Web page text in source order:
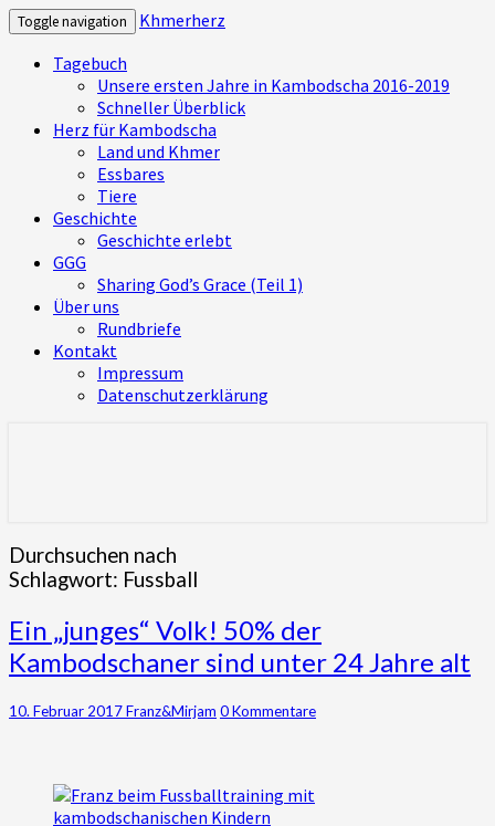
Toggle navigation
Khmerherz
Tagebuch
Unsere ersten Jahre in Kambodscha 2016-2019
Schneller Überblick
Herz für Kambodscha
Land und Khmer
Essbares
Tiere
Geschichte
Geschichte erlebt
GGG
Sharing God’s Grace (Teil 1)
Über uns
Rundbriefe
Kontakt
Impressum
Datenschutzerklärung
Wirken in ihrem Herzen und Leben
erleben
Durchsuchen nach
Schlagwort: Fussball
Ein
„junges“
Volk!
der
Ein „junges“ Volk! 50% der
Kambodschaner sind unter 24 Jahre alt
10. Februar 2017Franz&Mirjam Kommentare
0 Kommentare